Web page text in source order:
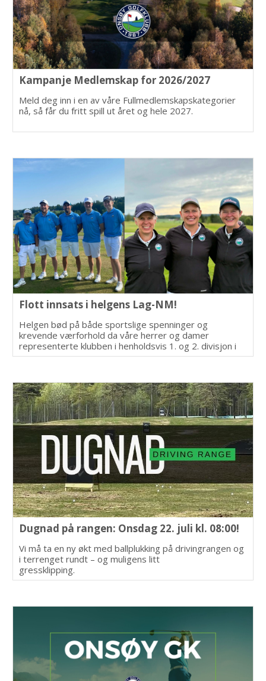
Kampanje Medlemskap for 2026/2027
Meld deg inn i en av våre Fullmedlemskapskategorier
nå, så får du fritt spill ut året og hele 2027.
Flott innsats i helgens Lag-NM!
Helgen bød på både sportslige spenninger og
krevende værforhold da våre herrer og damer
representerte klubben i henholdsvis 1. og 2. divisjon i
Lag-NM.
Dugnad på rangen: Onsdag 22. juli kl. 08:00!
Vi må ta en ny økt med ballplukking på drivingrangen og
i terrenget rundt – og muligens litt
gressklipping.